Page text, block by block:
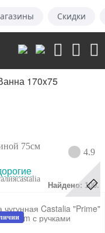
Скидки
170x75
75см
Найдено: 100.
castalia
4.9
чугунная Castalia "Prime"
с ручками